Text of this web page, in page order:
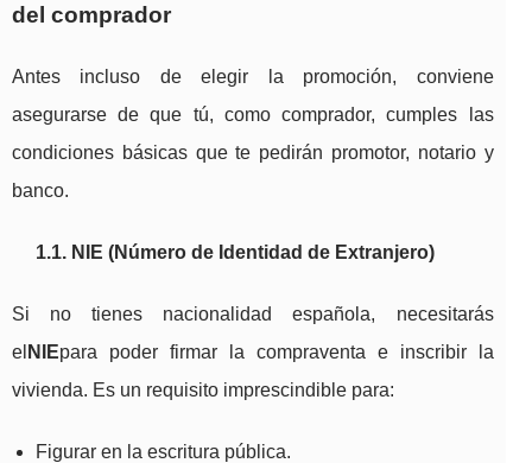
del comprador
Antes incluso de elegir la promoción, conviene
asegurarse de que tú, como comprador, cumples las
condiciones básicas que te pedirán promotor, notario y
banco.
1.1. NIE (Número de Identidad de Extranjero)
Si no tienes nacionalidad española, necesitarás
el NIEpara poder firmar la compraventa e inscribir la
vivienda. Es un requisito imprescindible para:
Figurar en la escritura pública.